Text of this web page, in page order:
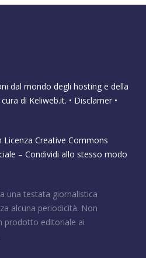
dal mondo degli hosting e della
di Keliweb.it. • Disclamer •
Licenza Creative Commons
– Condividi allo stesso modo
una testata giornalistica
alcuna periodicità. Non
prodotto editoriale ai